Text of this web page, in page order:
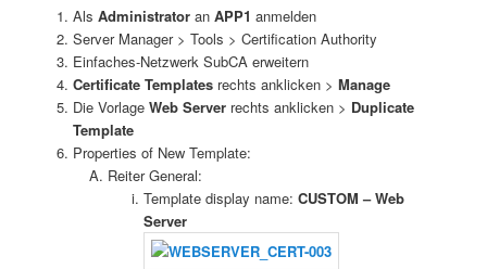
Als Administratoran APP1 anmelden
Server Manager > Tools > Certification Authority
Einfaches-Netzwerk SubCA erweitern
Certificate Templatesrechts anklicken > Manage
Die Vorlage Web Serverrechts anklicken > Duplicate
Template
Properties of New Template:
Reiter General:
Template display name: CUSTOM – Web
Server